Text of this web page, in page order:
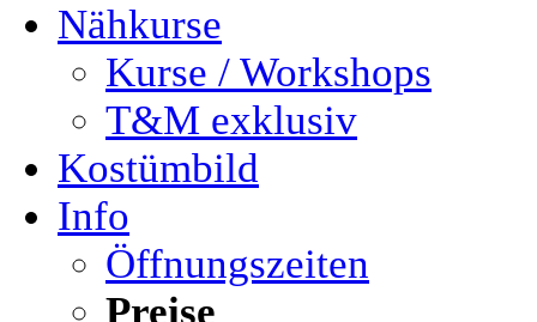
Nähkurse
Kurse / Workshops
T&M exklusiv
Kostümbild
Info
Öffnungszeiten
Preise